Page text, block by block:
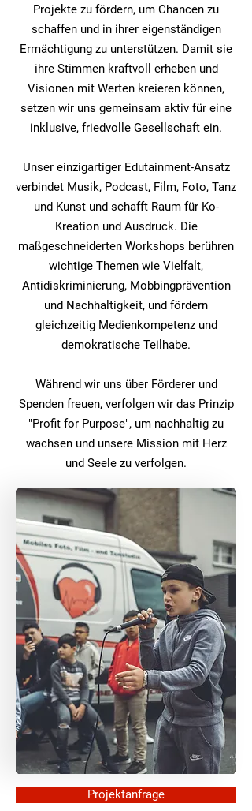
Projektanfrage
Projekte zu fördern, um Chancen zu
schaffen und in ihrer eigenständigen
Ermächtigung zu unterstützen. Damit sie
ihre Stimmen kraftvoll erheben und
Visionen mit Werten kreieren können,
setzen wir uns gemeinsam aktiv für eine
inklusive, friedvolle Gesellschaft ein.
Unser einzigartiger Edutainment-Ansatz
verbindet Musik, Podcast, Film, Foto, Tanz
und Kunst und schafft Raum für Ko-
Kreation und Ausdruck. Die
maßgeschneiderten Workshops berühren
wichtige Themen wie Vielfalt,
Antidiskriminierung, Mobbingprävention
und Nachhaltigkeit, und fördern
gleichzeitig Medienkompetenz und
demokratische Teilhabe.
Während wir uns über Förderer und
Spenden freuen, verfolgen wir das Prinzip
"Profit for Purpose", um nachhaltig zu
wachsen und unsere Mission mit Herz
und Seele zu verfolgen.